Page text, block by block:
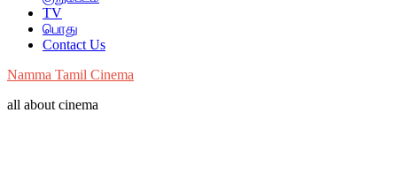
TV
பொது
Contact Us
Namma Tamil Cinema
all about cinema